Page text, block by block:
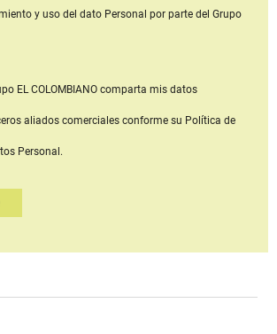
y uso del dato Personal por parte del Grupo
EL COLOMBIANOcomparta mis datos
aliados comerciales conforme su Política de
Personal.